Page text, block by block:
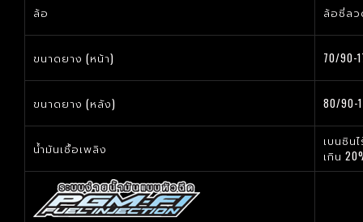
ล้อ ล้อซี่ล
ขนาดยาง (หน้า) 70/90-
ขนาดยาง (หลัง) 80/90-
น้ำมันเชื้อเพลิง
เบนซิน
เกิน